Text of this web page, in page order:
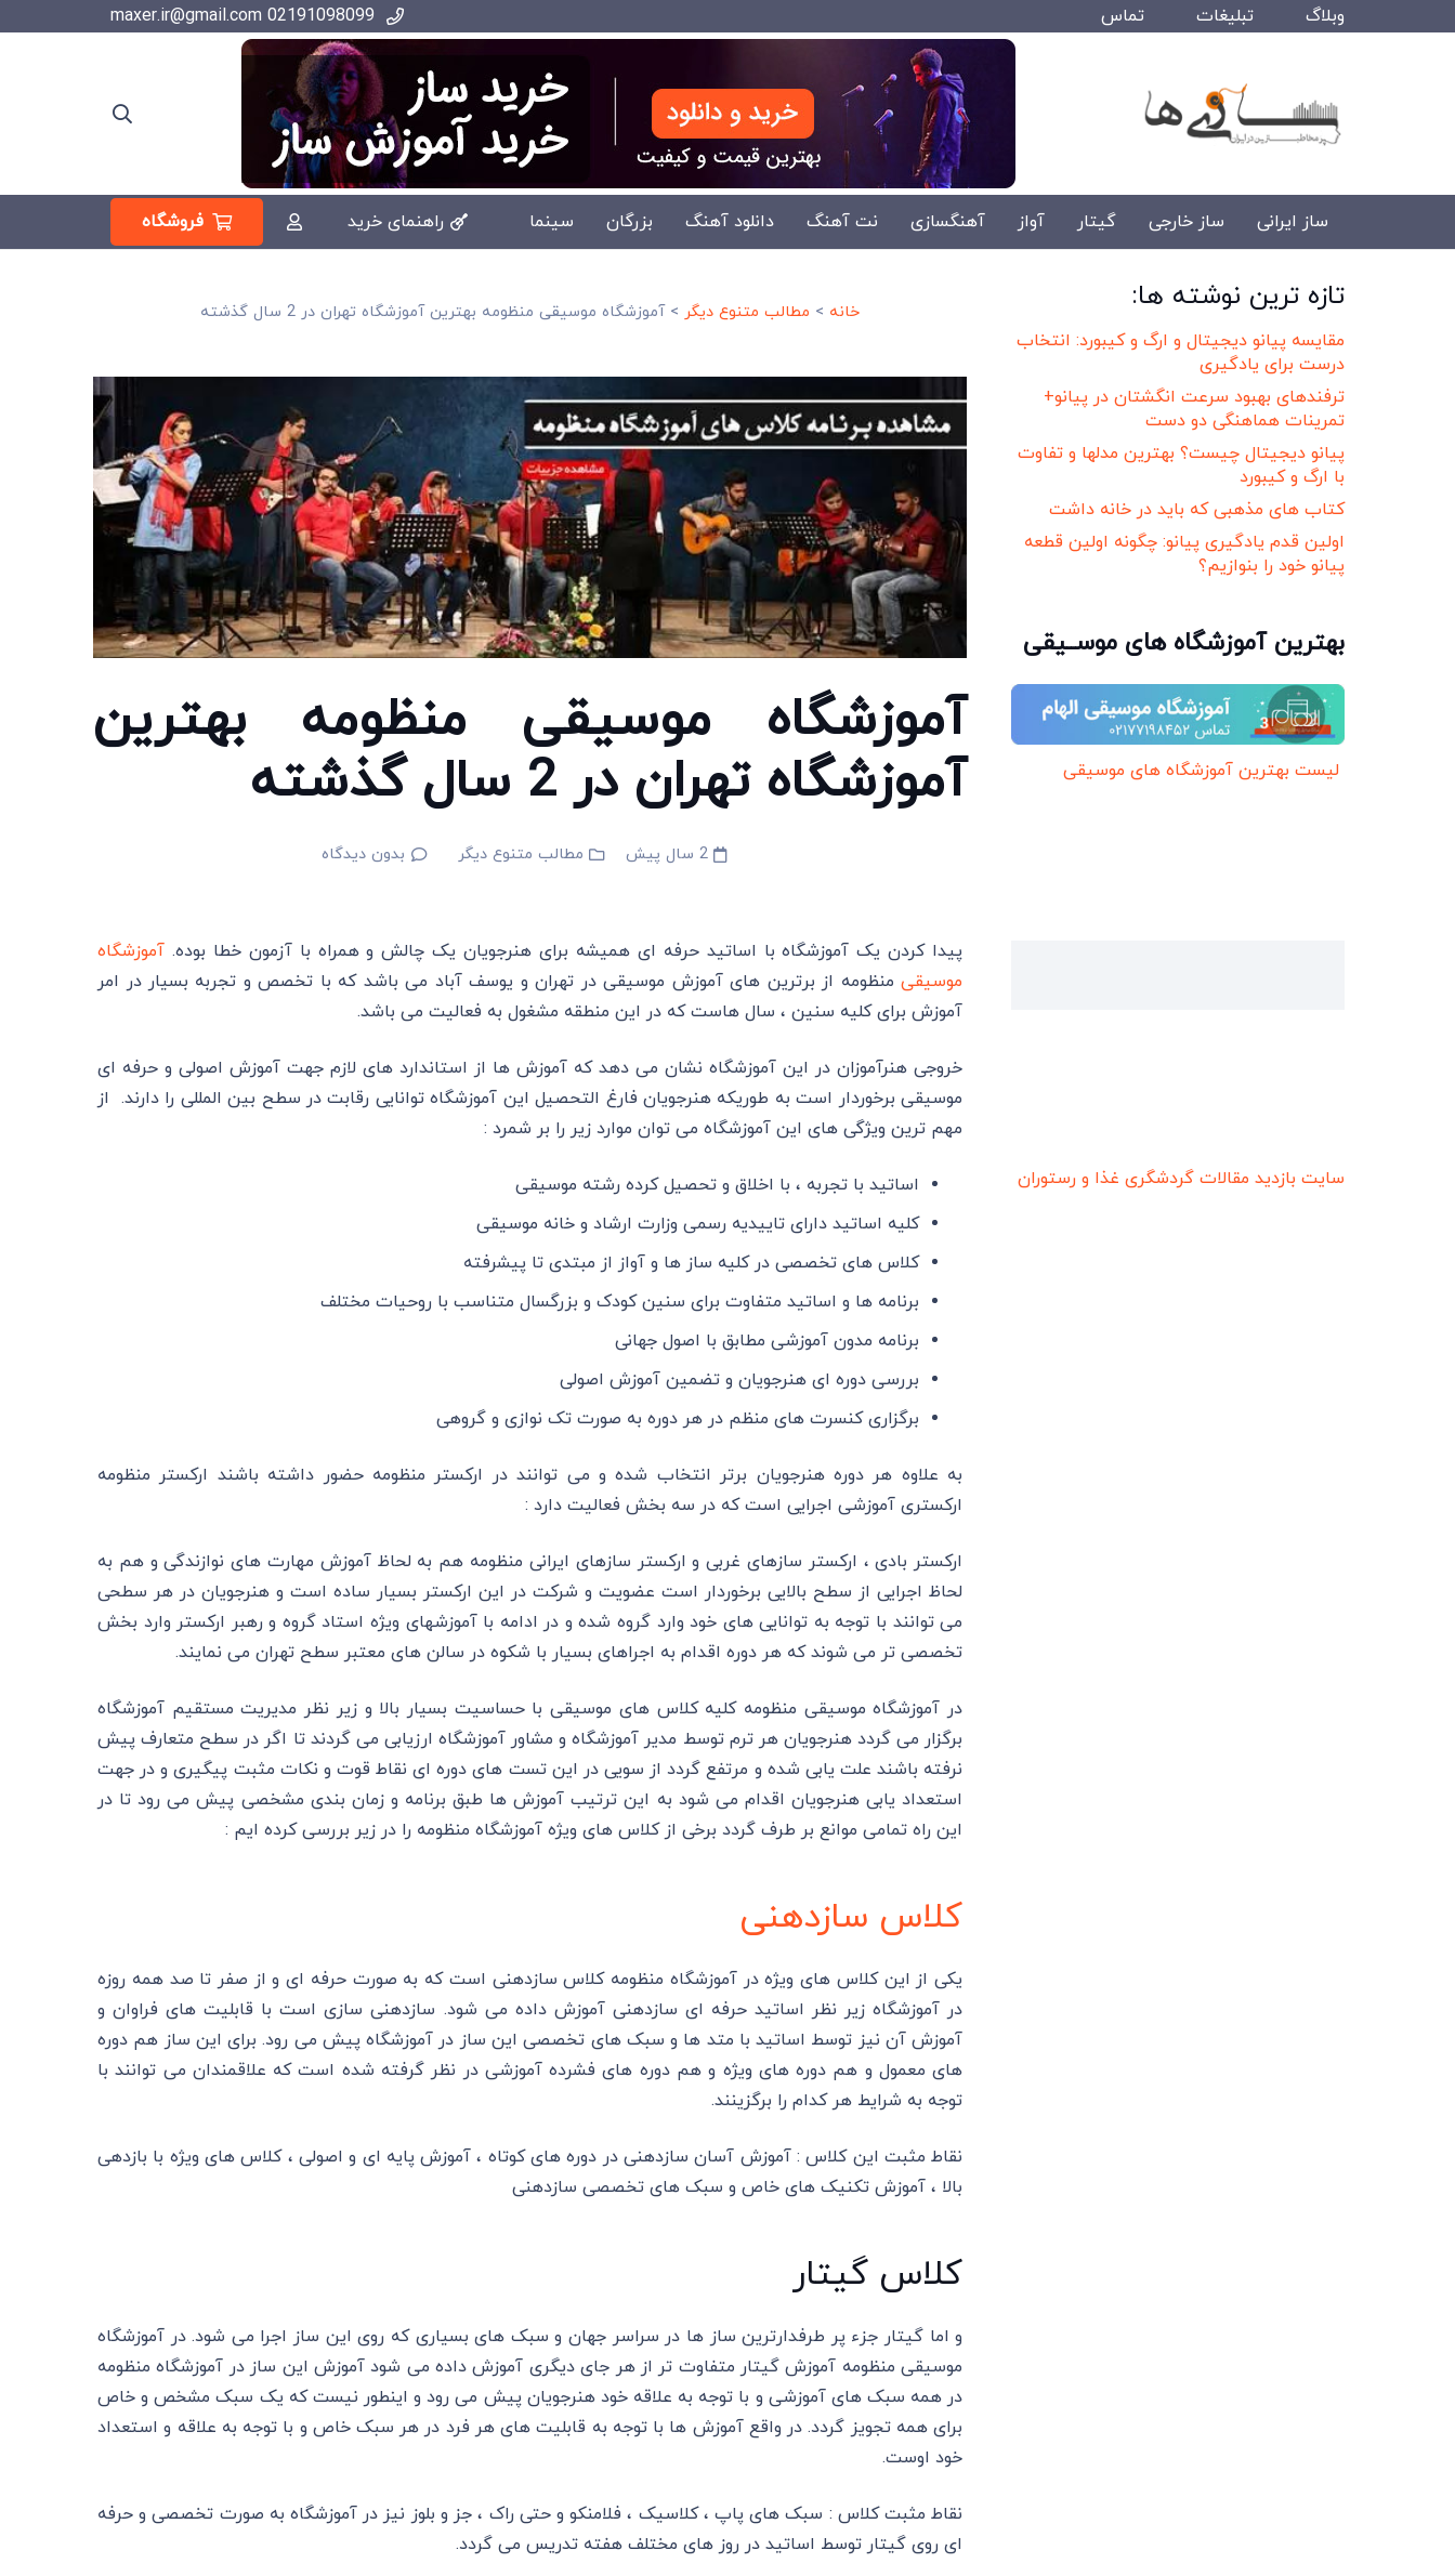
وبلاگ تبلیغات تماس
ساز ایرانی ساز خارجی گیتار آواز آهنگسازی نت آهنگ دانلود آهنگ بزرگان سینما راهنمای خرید فروشگاه
خانه > مطالب متنوع دیگر>آموزشگاه موسیقی منظومه بهترین آموزشگاه تهران در 2 سال گذشته
آموزشگاه موسیقی منظومه بهترین
آموزشگاه تهران در 2 سال گذشته
2 سال پیش مطالب متنوع دیگر بدون دیدگاه
پیدا کردن یک آموزشگاه با اساتید حرفه ای همیشه برای هنرجویان یک چالش و همراه با آزمون خطا بوده. آموزشگاه
موسیقیمنظومه از برترین های آموزش موسیقی در تهران و یوسف آباد می باشد که با تخصص و تجربه بسیار در امر
آموزش برای کلیه سنین ، سال هاست که در این منطقه مشغول به فعالیت می باشد.
خروجی هنرآموزان در این آموزشگاه نشان می دهد که آموزش ها از استاندارد های لازم جهت آموزش اصولی و حرفه ای
موسیقی برخوردار است به طوریکه هنرجویان فارغ التحصیل این آموزشگاه توانایی رقابت در سطح بین المللی را دارند. از
مهم ترین ویژگی های این آموزشگاه می توان موارد زیر را بر شمرد :
اساتید با تجربه ، با اخلاق و تحصیل کرده رشته موسیقی
کلیه اساتید دارای تاییدیه رسمی وزارت ارشاد و خانه موسیقی
کلاس های تخصصی در کلیه ساز ها و آواز از مبتدی تا پیشرفته
برنامه ها و اساتید متفاوت برای سنین کودک و بزرگسال متناسب با روحیات مختلف
برنامه مدون آموزشی مطابق با اصول جهانی
بررسی دوره ای هنرجویان و تضمین آموزش اصولی
برگزاری کنسرت های منظم در هر دوره به صورت تک نوازی و گروهی
به علاوه هر دوره هنرجویان برتر انتخاب شده و می توانند در ارکستر منظومه حضور داشته باشند ارکستر منظومه
ارکستری آموزشی اجرایی است که در سه بخش فعالیت دارد :
ارکستر بادی ، ارکستر سازهای غربی و ارکستر سازهای ایرانی منظومه هم به لحاظ آموزش مهارت های نوازندگی و هم به
لحاظ اجرایی از سطح بالایی برخوردار است عضویت و شرکت در این ارکستر بسیار ساده است و هنرجویان در هر سطحی
می توانند با توجه به توانایی های خود وارد گروه شده و در ادامه با آموزشهای ویژه استاد گروه و رهبر ارکستر وارد بخش
تخصصی تر می شوند که هر دوره اقدام به اجراهای بسیار با شکوه در سالن های معتبر سطح تهران می نمایند.
در آموزشگاه موسیقی منظومه کلیه کلاس های موسیقی با حساسیت بسیار بالا و زیر نظر مدیریت مستقیم آموزشگاه
برگزار می گردد هنرجویان هر ترم توسط مدیر آموزشگاه و مشاور آموزشگاه ارزیابی می گردند تا اگر در سطح متعارف پیش
نرفته باشند علت یابی شده و مرتفع گردد از سویی در این تست های دوره ای نقاط قوت و نکات مثبت پیگیری و در جهت
استعداد یابی هنرجویان اقدام می شود به این ترتیب آموزش ها طبق برنامه و زمان بندی مشخصی پیش می رود تا در
این راه تمامی موانع بر طرف گردد برخی از کلاس های ویژه آموزشگاه منظومه را در زیر بررسی کرده ایم :
کلاس سازدهنی
یکی از این کلاس های ویژه در آموزشگاه منظومه کلاس سازدهنی است که به صورت حرفه ای و از صفر تا صد همه روزه
در آموزشگاه زیر نظر اساتید حرفه ای سازدهنی آموزش داده می شود. سازدهنی سازی است با قابلیت های فراوان و
آموزش آن نیز توسط اساتید با متد ها و سبک های تخصصی این ساز در آموزشگاه پیش می رود. برای این ساز هم دوره
های معمول و هم دوره های ویژه و هم دوره های فشرده آموزشی در نظر گرفته شده است که علاقمندان می توانند با
توجه به شرایط هر کدام را برگزینند.
نقاط مثبت این کلاس : آموزش آسان سازدهنی در دوره های کوتاه ، آموزش پایه ای و اصولی ، کلاس های ویژه با بازدهی
بالا ، آموزش تکنیک های خاص و سبک های تخصصی سازدهنی
کلاس گیتار
و اما گیتار جزء پر طرفدارترین ساز ها در سراسر جهان و سبک های بسیاری که روی این ساز اجرا می شود. در آموزشگاه
موسیقی منظومه آموزش گیتار متفاوت تر از هر جای دیگری آموزش داده می شود آموزش این ساز در آموزشگاه منظومه
در همه سبک های آموزشی و با توجه به علاقه خود هنرجویان پیش می رود و اینطور نیست که یک سبک مشخص و خاص
برای همه تجویز گردد. در واقع آموزش ها با توجه به قابلیت های هر فرد در هر سبک خاص و با توجه به علاقه و استعداد
خود اوست.
نقاط مثبت کلاس : سبک های پاپ ، کلاسیک ، فلامنکو و حتی راک ، جز و بلوز نیز در آموزشگاه به صورت تخصصی و حرفه
ای روی گیتار توسط اساتید در روز های مختلف هفته تدریس می گردد.
تازه ترین نوشته ها:
مقایسه پیانو دیجیتال و ارگ و کیبورد: انتخاب
درست برای یادگیری
ترفندهای بهبود سرعت انگشتان در پیانو+
تمرینات هماهنگی دو دست
پیانو دیجیتال چیست؟ بهترین مدلها و تفاوت
با ارگ و کیبورد
کتاب های مذهبی که باید در خانه داشت
اولین قدم یادگیری پیانو: چگونه اولین قطعه
پیانو خود را بنوازیم؟
بهترین آموزشگاه های موســیقی
لیست بهترین آموزشگاه های موسیقی
سایت بازدید مقالات گردشگری غذا و رستوران